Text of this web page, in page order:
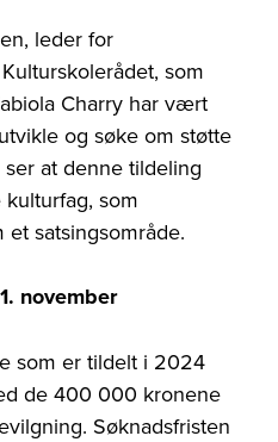
leder for
som
Charry har vært
og søke om støtte
at denne tildeling
som
satsingsområde.
november
som er tildelt i 2024
de 400 000 kronene
Søknadsfristen